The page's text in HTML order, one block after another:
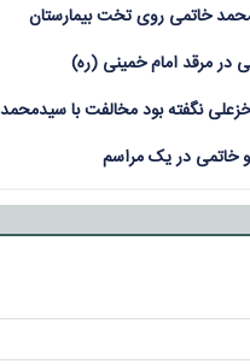
خاتمی روی تخت بیمارستان
مرقد امام خمینی (ره)
خزعلی نگفته بود مخالفت با
خاتمی در یک مراسم